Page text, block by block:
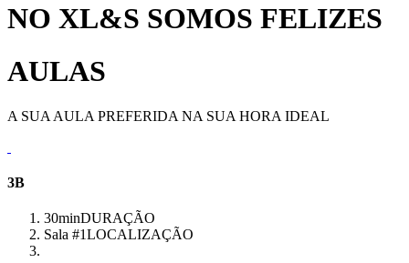
NO XL&S SOMOS FELIZES
AULAS
A SUA AULA PREFERIDA NA SUA HORA IDEAL
3B
30minDURAÇÃO
Sala #1LOCALIZAÇÃO